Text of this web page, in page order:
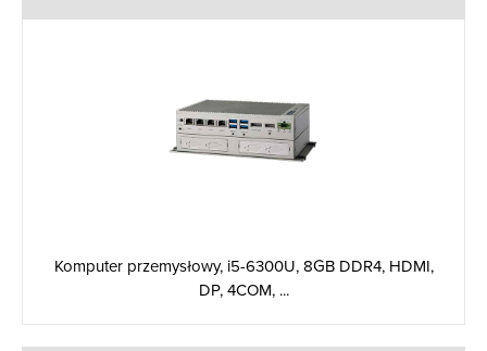
Komputer przemysłowy, i5-6300U, 8GB DDR4, HDMI,
DP, 4COM, ...